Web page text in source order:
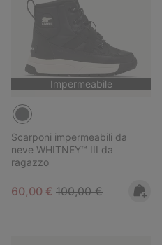
Impermeabile
Scarponi impermeabili da
neve WHITNEY™ III da
ragazzo
Sale price:
60,00 € Regular price:
100,00 €